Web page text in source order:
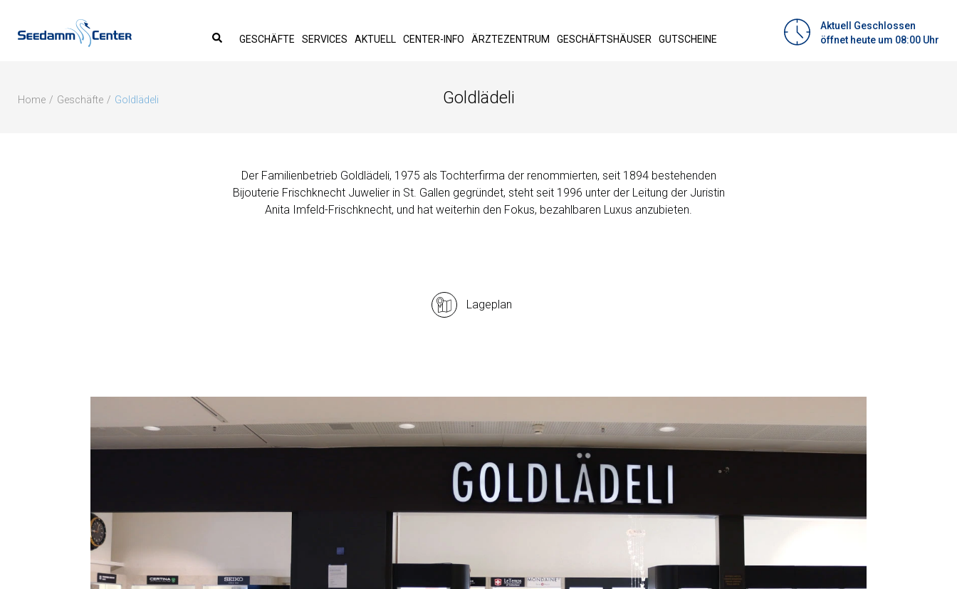
Seedamm-Center
Toggle search form
GESCHÄFTE SERVICES AKTUELL CENTER-INFO ÄRZTEZENTRUM GESCHÄFTSHÄUSER GUTSCHEINE
Aktuell Geschlossen
öffnet heute um 08:00 Uhr
Home Geschäfte Goldlädeli Goldlädeli
Der Familienbetrieb Goldlädeli, 1975 als Tochterfirma der renommierten, seit 1894 bestehenden
Bijouterie Frischknecht Juwelier in St. Gallen gegründet, steht seit 1996 unter der Leitung der Juristin
Anita Imfeld-Frischknecht, und hat weiterhin den Fokus, bezahlbaren Luxus anzubieten.
Lageplan